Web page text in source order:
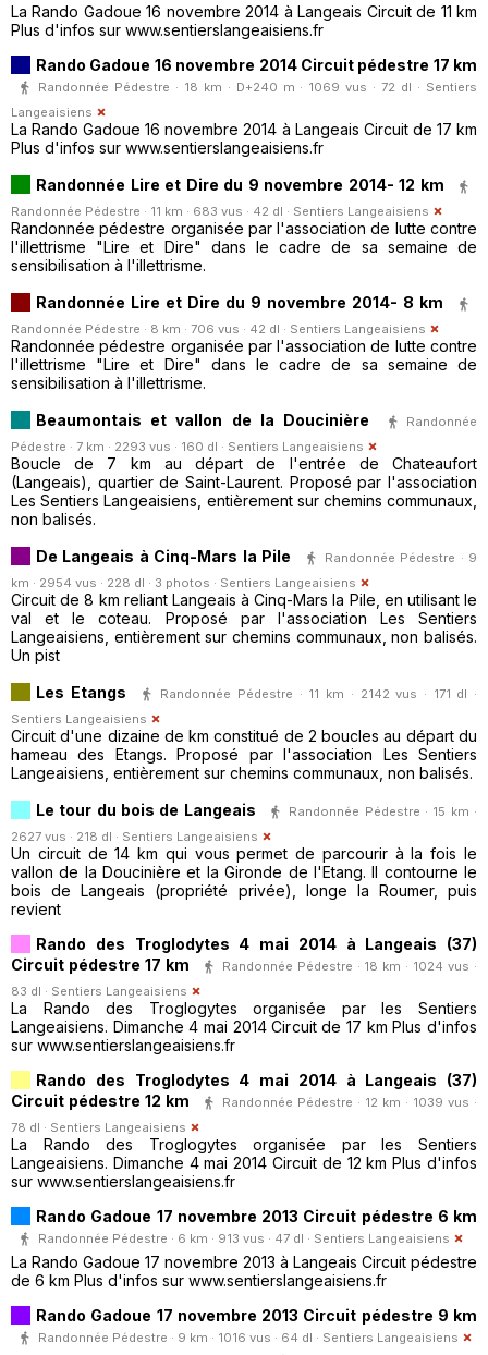
La Rando Gadoue 16 novembre 2014 à Langeais Circuit de 11 km
Plus d'infos sur www.sentierslangeaisiens.fr
Rando Gadoue 16 novembre 2014 Circuit pédestre 17 km
Randonnée Pédestre · 18 km · D+240 m · 1069 vus · 72 dl · Sentiers
Langeaisiens
La Rando Gadoue 16 novembre 2014 à Langeais Circuit de 17 km
Plus d'infos sur www.sentierslangeaisiens.fr
Randonnée Lire et Dire du 9 novembre 2014- 12 km
Randonnée Pédestre · 11 km · 683 vus · 42 dl · Sentiers Langeaisiens
Randonnée pédestre organisée par l'association de lutte contre
l'illettrisme "Lire et Dire" dans le cadre de sa semaine de
sensibilisation à l'illettrisme.
Randonnée Lire et Dire du 9 novembre 2014- 8 km
Randonnée Pédestre · 8 km · 706 vus · 42 dl · Sentiers Langeaisiens
Randonnée pédestre organisée par l'association de lutte contre
l'illettrisme "Lire et Dire" dans le cadre de sa semaine de
sensibilisation à l'illettrisme.
Beaumontais et vallon de la Doucinière
Randonnée
Pédestre · 7 km · 2293 vus · 160 dl · Sentiers Langeaisiens
Boucle de 7 km au départ de l'entrée de Chateaufort
(Langeais), quartier de Saint-Laurent. Proposé par l'association
Les Sentiers Langeaisiens, entièrement sur chemins communaux,
non balisés.
De Langeais à Cinq-Mars la Pile
Randonnée Pédestre · 9
km · 2954 vus · 228 dl · 3 photos · Sentiers Langeaisiens
Circuit de 8 km reliant Langeais à Cinq-Mars la Pile, en utilisant le
val et le coteau. Proposé par l'association Les Sentiers
Langeaisiens, entièrement sur chemins communaux, non balisés.
Un pist
Les Etangs
Randonnée Pédestre · 11 km · 2142 vus · 171 dl ·
Sentiers Langeaisiens
Circuit d'une dizaine de km constitué de 2 boucles au départ du
hameau des Etangs. Proposé par l'association Les Sentiers
Langeaisiens, entièrement sur chemins communaux, non balisés.
Le tour du bois de Langeais
Randonnée Pédestre · 15 km ·
2627 vus · 218 dl · Sentiers Langeaisiens
Un circuit de 14 km qui vous permet de parcourir à la fois le
vallon de la Doucinière et la Gironde de l'Etang. Il contourne le
bois de Langeais (propriété privée), longe la Roumer, puis
revient
Rando des Troglodytes 4 mai 2014 à Langeais (37)
Circuit pédestre 17 km
Randonnée Pédestre · 18 km · 1024 vus ·
83 dl · Sentiers Langeaisiens
La Rando des Troglogytes organisée par les Sentiers
Langeaisiens. Dimanche 4 mai 2014 Circuit de 17 km Plus d'infos
sur www.sentierslangeaisiens.fr
Rando des Troglodytes 4 mai 2014 à Langeais (37)
Circuit pédestre 12 km
Randonnée Pédestre · 12 km · 1039 vus ·
78 dl · Sentiers Langeaisiens
La Rando des Troglogytes organisée par les Sentiers
Langeaisiens. Dimanche 4 mai 2014 Circuit de 12 km Plus d'infos
sur www.sentierslangeaisiens.fr
Rando Gadoue 17 novembre 2013 Circuit pédestre 6 km
Randonnée Pédestre · 6 km · 913 vus · 47 dl · Sentiers Langeaisiens
La Rando Gadoue 17 novembre 2013 à Langeais Circuit pédestre
de 6 km Plus d'infos sur www.sentierslangeaisiens.fr
Rando Gadoue 17 novembre 2013 Circuit pédestre 9 km
Randonnée Pédestre · 9 km · 1016 vus · 64 dl · Sentiers Langeaisiens